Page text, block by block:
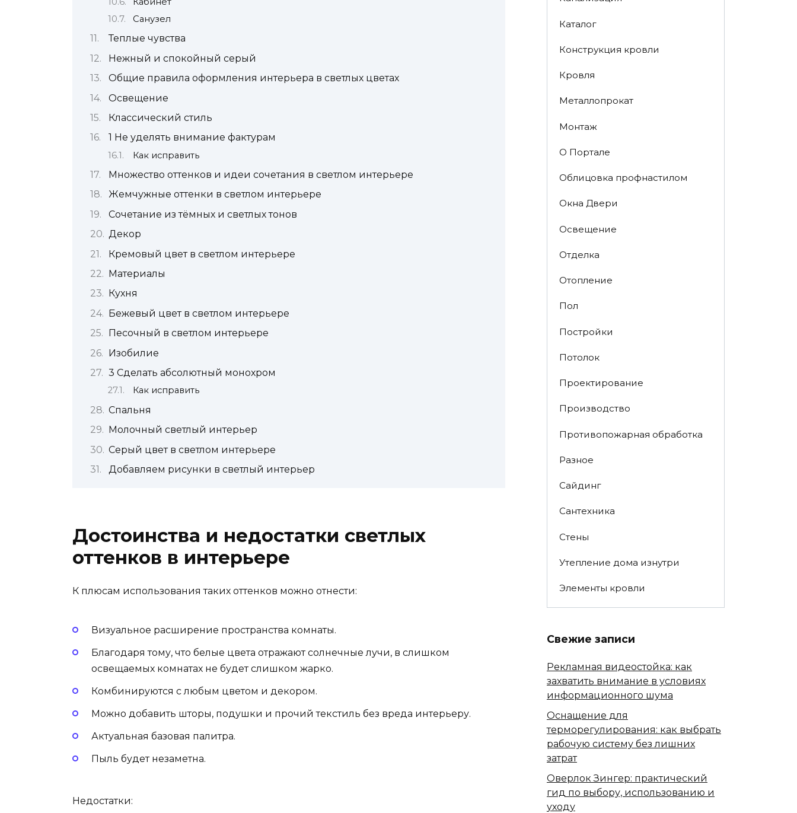
Санузел
Теплые чувства
Нежный и спокойный серый
Общие правила оформления интерьера в светлых цветах
Освещение
Классический стиль
1 Не уделять внимание фактурам
Как исправить
Множество оттенков и идеи сочетания в cветлом интерьере
Жемчужные оттенки в светлом интерьере
Сочетание из тёмных и светлых тонов
Декор
Кремовый цвет в светлом интерьере
Материалы
Кухня
Бежевый цвет в светлом интерьере
Песочный в светлом интерьере
Изобилие
3 Сделать абсолютный монохром
Как исправить
Спальня
Молочный светлый интерьер
Серый цвет в светлом интерьере
Добавляем рисунки в светлый интерьер
Достоинства и недостатки светлых
оттенков в интерьере
К плюсам использования таких оттенков можно отнести:
Визуальное расширение пространства комнаты.
Благодаря тому, что белые цвета отражают солнечные лучи, в слишком
освещаемых комнатах не будет слишком жарко.
Комбинируются с любым цветом и декором.
Можно добавить шторы, подушки и прочий текстиль без вреда интерьеру.
Актуальная базовая палитра.
Пыль будет незаметна.
Недостатки:
Каталог
Конструкция кровли
Кровля
Металлопрокат
Монтаж
О Портале
Облицовка профнастилом
Окна Двери
Освещение
Отделка
Отопление
Пол
Постройки
Потолок
Проектирование
Производство
Противопожарная обработка
Разное
Сайдинг
Сантехника
Стены
Утепление дома изнутри
Элементы кровли
Свежие записи
Рекламная видеостойка: как
захватить внимание в условиях
информационного шума
Оснащение для
терморегулирования: как выбрать
рабочую систему без лишних
затрат
Оверлок Зингер: практический
гид по выбору, использованию и
уходу